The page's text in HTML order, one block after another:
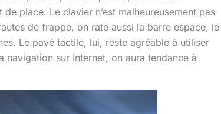
place. Le clavier n’est malheureusement pas
de frappe, on rate aussi la barre espace, le
Le pavé tactile, lui, reste agréable à utiliser
navigation sur Internet, on aura tendance à